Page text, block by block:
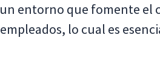
entorno que fomente el
lo cual es